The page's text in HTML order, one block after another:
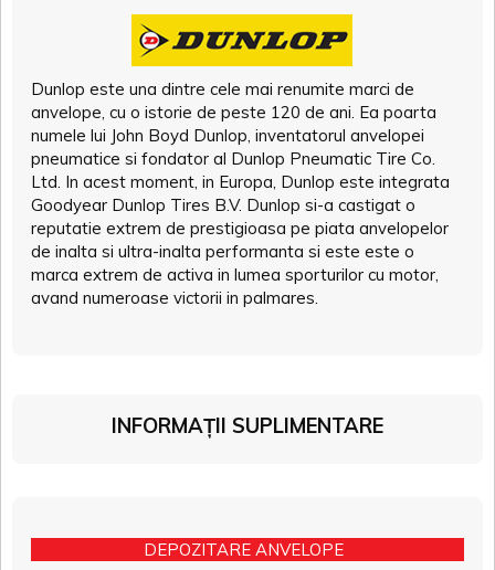
Dunlop este una dintre cele mai renumite marci de
anvelope, cu o istorie de peste 120 de ani. Ea poarta
numele lui John Boyd Dunlop, inventatorul anvelopei
pneumatice si fondator al Dunlop Pneumatic Tire Co.
Ltd. In acest moment, in Europa, Dunlop este integrata
Goodyear Dunlop Tires B.V. Dunlop si-a castigat o
reputatie extrem de prestigioasa pe piata anvelopelor
de inalta si ultra-inalta performanta si este este o
marca extrem de activa in lumea sporturilor cu motor,
avand numeroase victorii in palmares.
INFORMAȚII SUPLIMENTARE
DEPOZITARE ANVELOPE